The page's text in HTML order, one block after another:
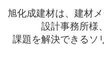
旭化成建材は、建材
設計事務所様
課題を解決できるソ